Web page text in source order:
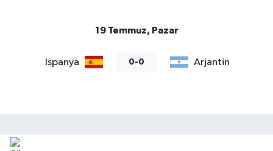
19 Temmuz, Pazar
İspanya 0-0 Arjantin
Spor